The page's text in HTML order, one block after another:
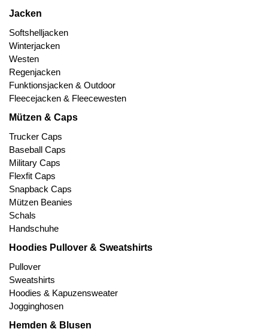
Jacken
Softshelljacken
Winterjacken
Westen
Regenjacken
Funktionsjacken & Outdoor
Fleecejacken & Fleecewesten
Mützen & Caps
Trucker Caps
Baseball Caps
Military Caps
Flexfit Caps
Snapback Caps
Mützen Beanies
Schals
Handschuhe
Hoodies Pullover & Sweatshirts
Pullover
Sweatshirts
Hoodies & Kapuzensweater
Jogginghosen
Hemden & Blusen